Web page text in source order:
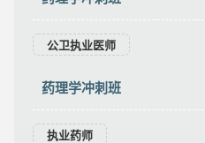
公卫执业医师
药理学冲刺班
执业药师